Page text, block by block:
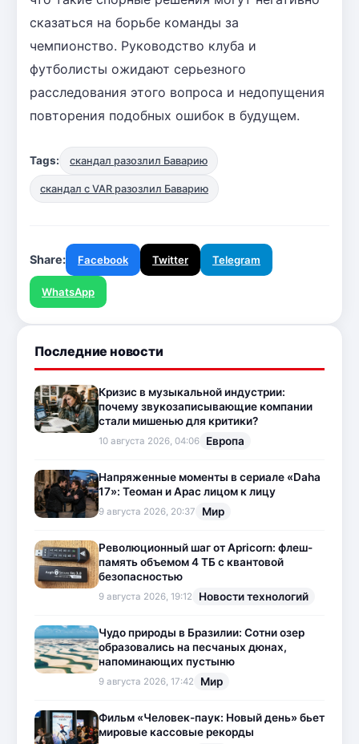
сказаться на борьбе команды за
чемпионство. Руководство клуба и
футболисты ожидают серьезного
расследования этого вопроса и недопущения
повторения подобных ошибок в будущем.
Tags: скандал разозлил Баварию
скандал с VAR разозлил Баварию
Share: Facebook Twitter Telegram
WhatsApp
Последние новости
Кризис в музыкальной индустрии:
почему звукозаписывающие компании
стали мишенью для критики?
10 августа 2026, 04:06 Европа
Напряженные моменты в сериале «Daha
17»: Теоман и Арас лицом к лицу
9 августа 2026, 20:37 Мир
Революционный шаг от Apricorn: флеш-
память объемом 4 ТБ с квантовой
безопасностью
9 августа 2026, 19:12 Новости технологий
Чудо природы в Бразилии: Сотни озер
образовались на песчаных дюнах,
напоминающих пустыню
9 августа 2026, 17:42 Мир
Фильм «Человек-паук: Новый день» бьет
мировые кассовые рекорды